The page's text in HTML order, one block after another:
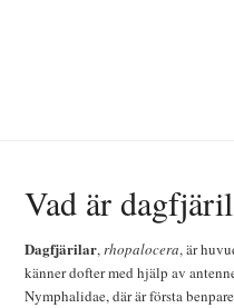
Vad är
Dagfjärilar,rhopalocera, är
känner dofter med hjälp av
Nymphalidae, där är första